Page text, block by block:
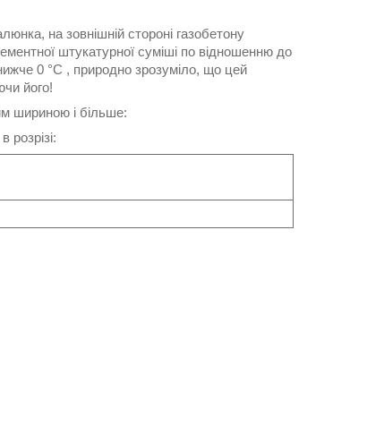
на зовнішній стороні газобетону
штукатурної суміші по відношенню до
0 °C , природно зрозуміло, що цей
його!
шириною і більше:
розрізі: